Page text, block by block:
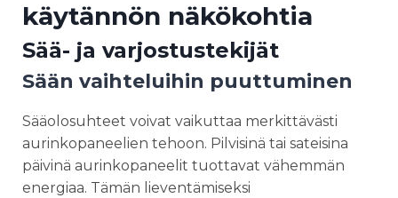
käytännön näkökohtia
Sää- ja varjostustekijät
Sään vaihteluihin puuttuminen
Sääolosuhteet voivat vaikuttaa merkittävästi
aurinkopaneelien tehoon. Pilvisinä tai sateisina
päivinä aurinkopaneelit tuottavat vähemmän
energiaa. Tämän lieventämiseksi